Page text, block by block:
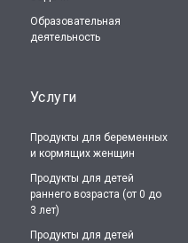
Образовательная
деятельность
Услуги
Продукты для беременных
и кормящих женщин
Продукты для детей
раннего возраста (от 0 до
3 лет)
Продукты для детей